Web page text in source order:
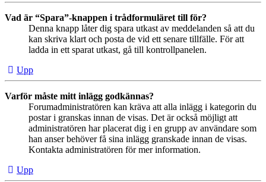
Vad är “Spara”-knappen i trådformuläret till för?
Denna knapp låter dig spara utkast av meddelanden så att du
kan skriva klart och posta de vid ett senare tillfälle. För att
ladda in ett sparat utkast, gå till kontrollpanelen.
Upp
Varför måste mitt inlägg godkännas?
Forumadministratören kan kräva att alla inlägg i kategorin du
postar i granskas innan de visas. Det är också möjligt att
administratören har placerat dig i en grupp av användare som
han anser behöver få sina inlägg granskade innan de visas.
Kontakta administratören för mer information.
Upp